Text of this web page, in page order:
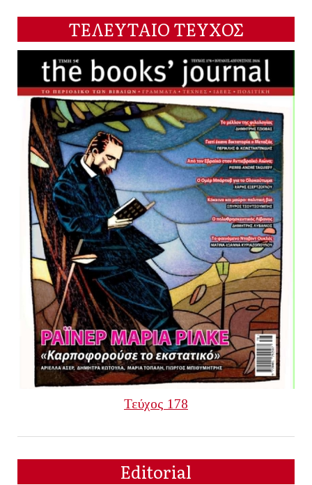
ΤΕΛΕΥΤΑΙΟ ΤΕΥΧΟΣ
Τεύχος 178
Editorial